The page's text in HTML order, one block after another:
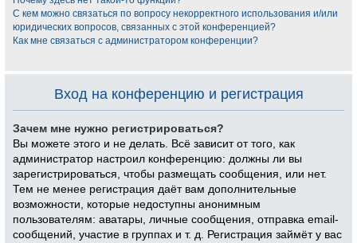
С кем можно связаться по вопросу некорректного использования и/или
юридических вопросов, связанных с этой конференцией?
Как мне связаться с администратором конференции?
Вход на конференцию и регистрация
Зачем мне нужно регистрироваться?
Вы можете этого и не делать. Всё зависит от того, как
администратор настроил конференцию: должны ли вы
зарегистрироваться, чтобы размещать сообщения, или нет.
Тем не менее регистрация даёт вам дополнительные
возможности, которые недоступны анонимным
пользователям: аватары, личные сообщения, отправка email-
сообщений, участие в группах и т. д. Регистрация займёт у вас